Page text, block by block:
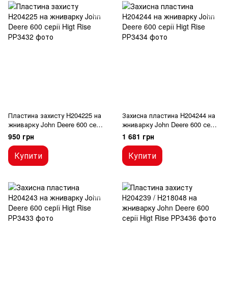
Пластина захисту H204225 на
жниварку John Deere 600 серії
Higt Rise
950 грн
Купити
Захисна пластина H204244 на
жниварку John Deere 600 серії
Higt Rise
1 681 грн
Купити